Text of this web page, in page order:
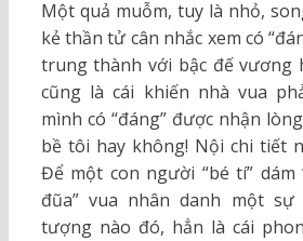
Một quả muỗm, tuy là nhỏ,
kẻ thần tử cân nhắc xem có
trung thành với bậc đế vương
cũng là cái khiến nhà vua
mình có “đáng” được nhận
bề tôi hay không! Nội chi tiết
Để một con người “bé tí” dám
đũa” vua nhân danh một
tượng nào đó, hẳn là cái